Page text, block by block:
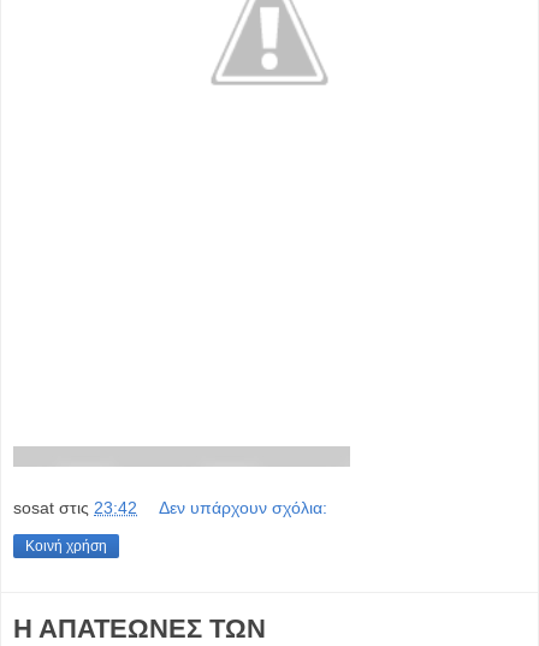
sosat στις 23:42 Δεν υπάρχουν σχόλια:
Κοινή χρήση
Η ΑΠΑΤΕΩΝΕΣ ΤΩΝ